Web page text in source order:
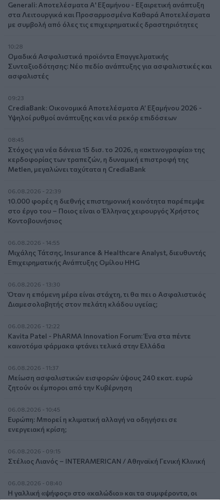
Generali: Αποτελέσματα Α' Εξαμήνου - Εξαιρετική ανάπτυξη
στα Λειτουργικά και Προσαρμοσμένα Καθαρά Αποτελέσματα
με συμβολή από όλες τις επιχειρηματικές δραστηριότητες
10:28
Ομαδικά Ασφαλιστικά προϊόντα Επαγγελματικής
Συνταξιοδότησης: Νέο πεδίο ανάπτυξης για ασφαλιστικές και
ασφαλιστές
09:23
CrediaBank: Οικονομικά Αποτελέσματα A’ Εξαμήνου 2026 -
Υψηλοί ρυθμοί ανάπτυξης και νέα ρεκόρ επιδόσεων
08:45
Στόχος για νέα δάνεια 15 δισ. το 2026, η «ακτινογραφία» της
κερδοφορίας των τραπεζών, η δυναμική επιστροφή της
Metlen, μεγαλώνει ταχύτατα η CrediaBank
06.08.2026 - 22:39
10.000 φορές η διεθνής επιστημονική κοινότητα παρέπεμψε
στο έργο του – Ποιος είναι ο Έλληνας χειρουργός Χρήστος
Κοντοβουνήσιος
06.08.2026 - 14:55
Μιχάλης Τάτσης, Insurance & Healthcare Analyst, διευθυντής
Επιχειρηματικής Ανάπτυξης Ομίλου HHG
06.08.2026 - 13:30
Όταν η επόμενη μέρα είναι στάχτη, τι θα πει ο Ασφαλιστικός
Διαμεσολαβητής στον πελάτη κλάδου υγείας;
06.08.2026 - 12:22
Kavita Patel - PhARMA Innovation Forum: Ένα στα πέντε
καινοτόμα φάρμακα φτάνει τελικά στην Ελλάδα
06.08.2026 - 11:37
Μείωση ασφαλιστικών εισφορών ύψους 240 εκατ. ευρώ
ζητούν οι έμποροι από την Κυβέρνηση
06.08.2026 - 10:45
Ευρώπη: Μπορεί η κλιματική αλλαγή να οδηγήσει σε
ενεργειακή κρίση;
06.08.2026 - 09:15
Στέλιος Λιανός – INTERAMERICAN / Αθηναϊκή Γενική Κλινική
06.08.2026 - 08:40
Η γαλλική «ψήφος» στο «καλώδιο» και τα συμφέροντα, οι